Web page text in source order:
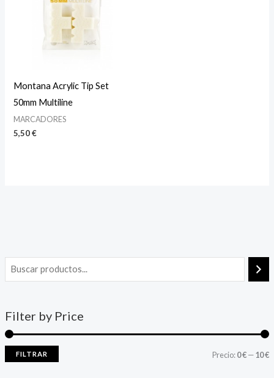
Filter by Price
FILTRAR Precio:0 €—10 €
Montana Acrylic Tip Set
50mm Multiline
MARCADORES
5,50€